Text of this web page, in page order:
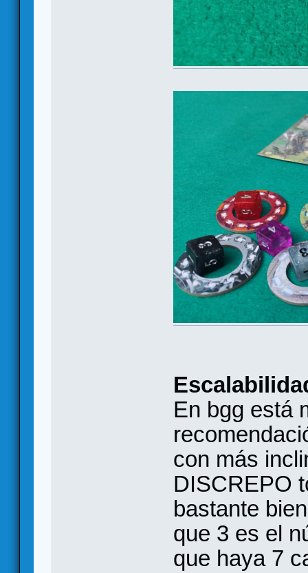
En bgg está
con más
DISCREPO
bastante
que 3 es el
que haya 7